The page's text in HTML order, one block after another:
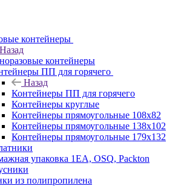
контейнеры
Назад
контейнеры
ПП для горячего
Назад
Контейнеры ПП для горячего
Контейнеры круглые
Контейнеры прямоугольные 108х82
Контейнеры прямоугольные 138х102
Контейнеры прямоугольные 179х132
упаковка 1ЕА, OSQ, Packton
из полипропилена